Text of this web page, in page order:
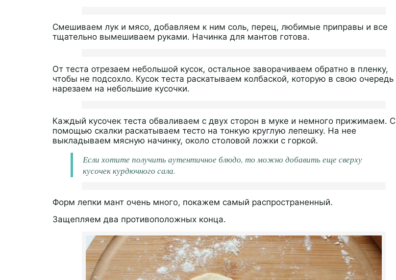
Смешиваем лук и мясо, добавляем к ним соль, перец, любимые приправы и все
тщательно вымешиваем руками. Начинка для мантов готова.
От теста отрезаем небольшой кусок, остальное заворачиваем обратно в пленку,
чтобы не подсохло. Кусок теста раскатываем колбаской, которую в свою очередь
нарезаем на небольшие кусочки.
Каждый кусочек теста обваливаем с двух сторон в муке и немного прижимаем. С
помощью скалки раскатываем тесто на тонкую круглую лепешку. На нее
выкладываем мясную начинку, около столовой ложки с горкой.
Если хотите получить аутентичное блюдо, то можно добавить еще сверху
кусочек курдючного сала.
Форм лепки мант очень много, покажем самый распространенный.
Защепляем два противоположных конца.